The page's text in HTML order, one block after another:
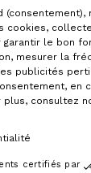
(consentement),
cookies,
garantir le bon
mesurer la
publicités
en
plus, consultez
certifiés par
consent